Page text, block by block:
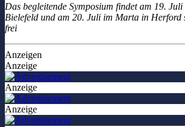
Das begleitende Symposium findet am 19.
Bielefeld und am 20. Juli im Marta in
frei
Anzeigen
Anzeige
Anzeige
Anzeige